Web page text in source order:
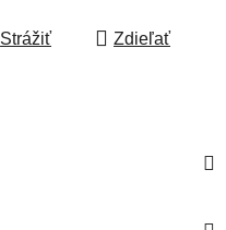
Strážiť Zdieľať